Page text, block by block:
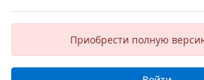
Приобрести полную